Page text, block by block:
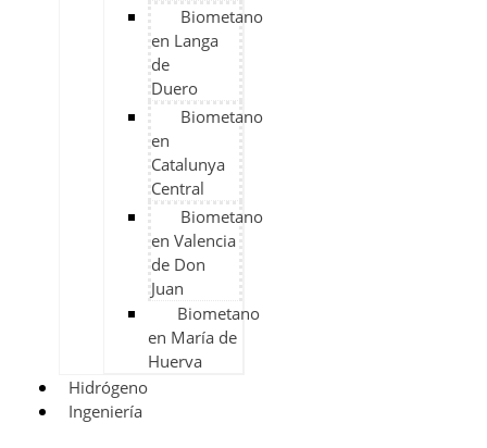
Biometano
en Langa
de
Duero
Biometano
en
Catalunya
Central
Biometano
en Valencia
de Don
Juan
Biometano
en María de
Huerva
Hidrógeno
Ingeniería